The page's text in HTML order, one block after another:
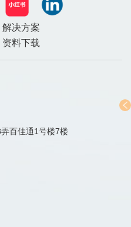
解决方案
资料下载
百佳通1号楼7楼